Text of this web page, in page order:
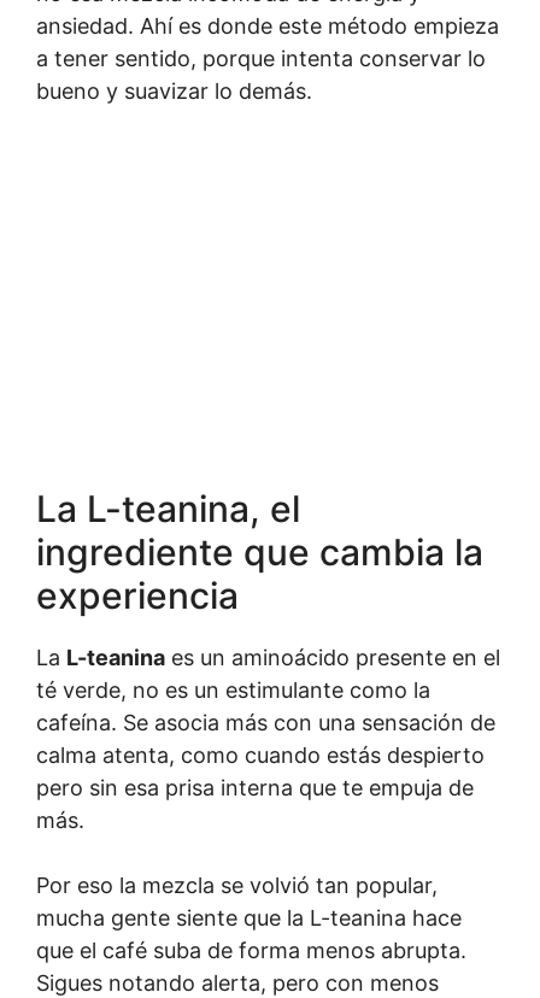
ansiedad. Ahí es donde este método empieza
a tener sentido, porque intenta conservar lo
bueno y suavizar lo demás.
La L-teanina, el
ingrediente que cambia la
experiencia
La L-teanina es un aminoácido presente en el
té verde, no es un estimulante como la
cafeína. Se asocia más con una sensación de
calma atenta, como cuando estás despierto
pero sin esa prisa interna que te empuja de
más.
Por eso la mezcla se volvió tan popular,
mucha gente siente que la L-teanina hace
que el café suba de forma menos abrupta.
Sigues notando alerta, pero con menos